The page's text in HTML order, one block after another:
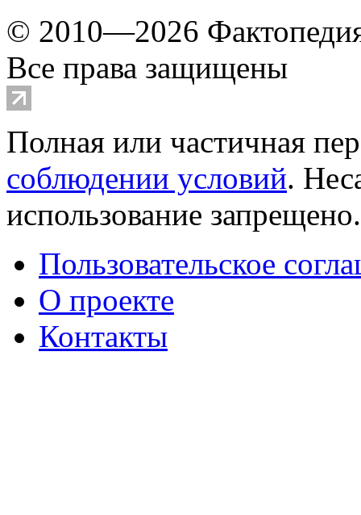
© 2010—2026
Все права защищены
Полная или частичная
соблюдении условий.
использование
Пользовательское
О проекте
Контакты